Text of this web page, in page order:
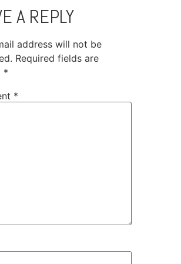
A REPLY
address will not be
Required fields are
*
*